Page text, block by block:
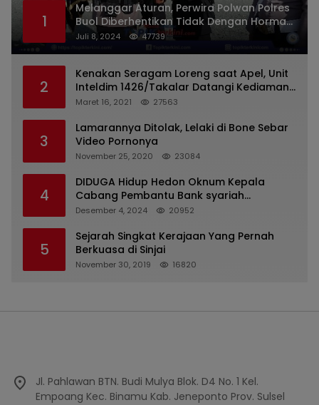
1
Melanggar Aturan, Perwira Polwan Polres
Buol Diberhentikan Tidak Dengan Hormat
Dari Dinas Kepolisian
Juli 8, 2024 47739
2
Kenakan Seragam Loreng saat Apel, Unit
Inteldim 1426/Takalar Datangi Kediaman
Kasatpol PP
Maret 16, 2021 27563
3
Lamarannya Ditolak, Lelaki di Bone Sebar
Video Pornonya
November 25, 2020 23084
4
DIDUGA Hidup Hedon Oknum Kepala
Cabang Pembantu Bank syariah
Indonesia Unit Hasan Basri di Banjarmasin
Milyaran Rupiah dan Bilyet Giro Tidak
Terdaftar, OJK Kalsel : Bertemu Tanggal 11
Desember 4, 2024 20952
5
Sejarah Singkat Kerajaan Yang Pernah
Berkuasa di Sinjai
November 30, 2019 16820
Jl. Pahlawan BTN. Budi Mulya Blok. D4 No. 1 Kel.
Empoang Kec. Binamu Kab. Jeneponto Prov. Sulsel